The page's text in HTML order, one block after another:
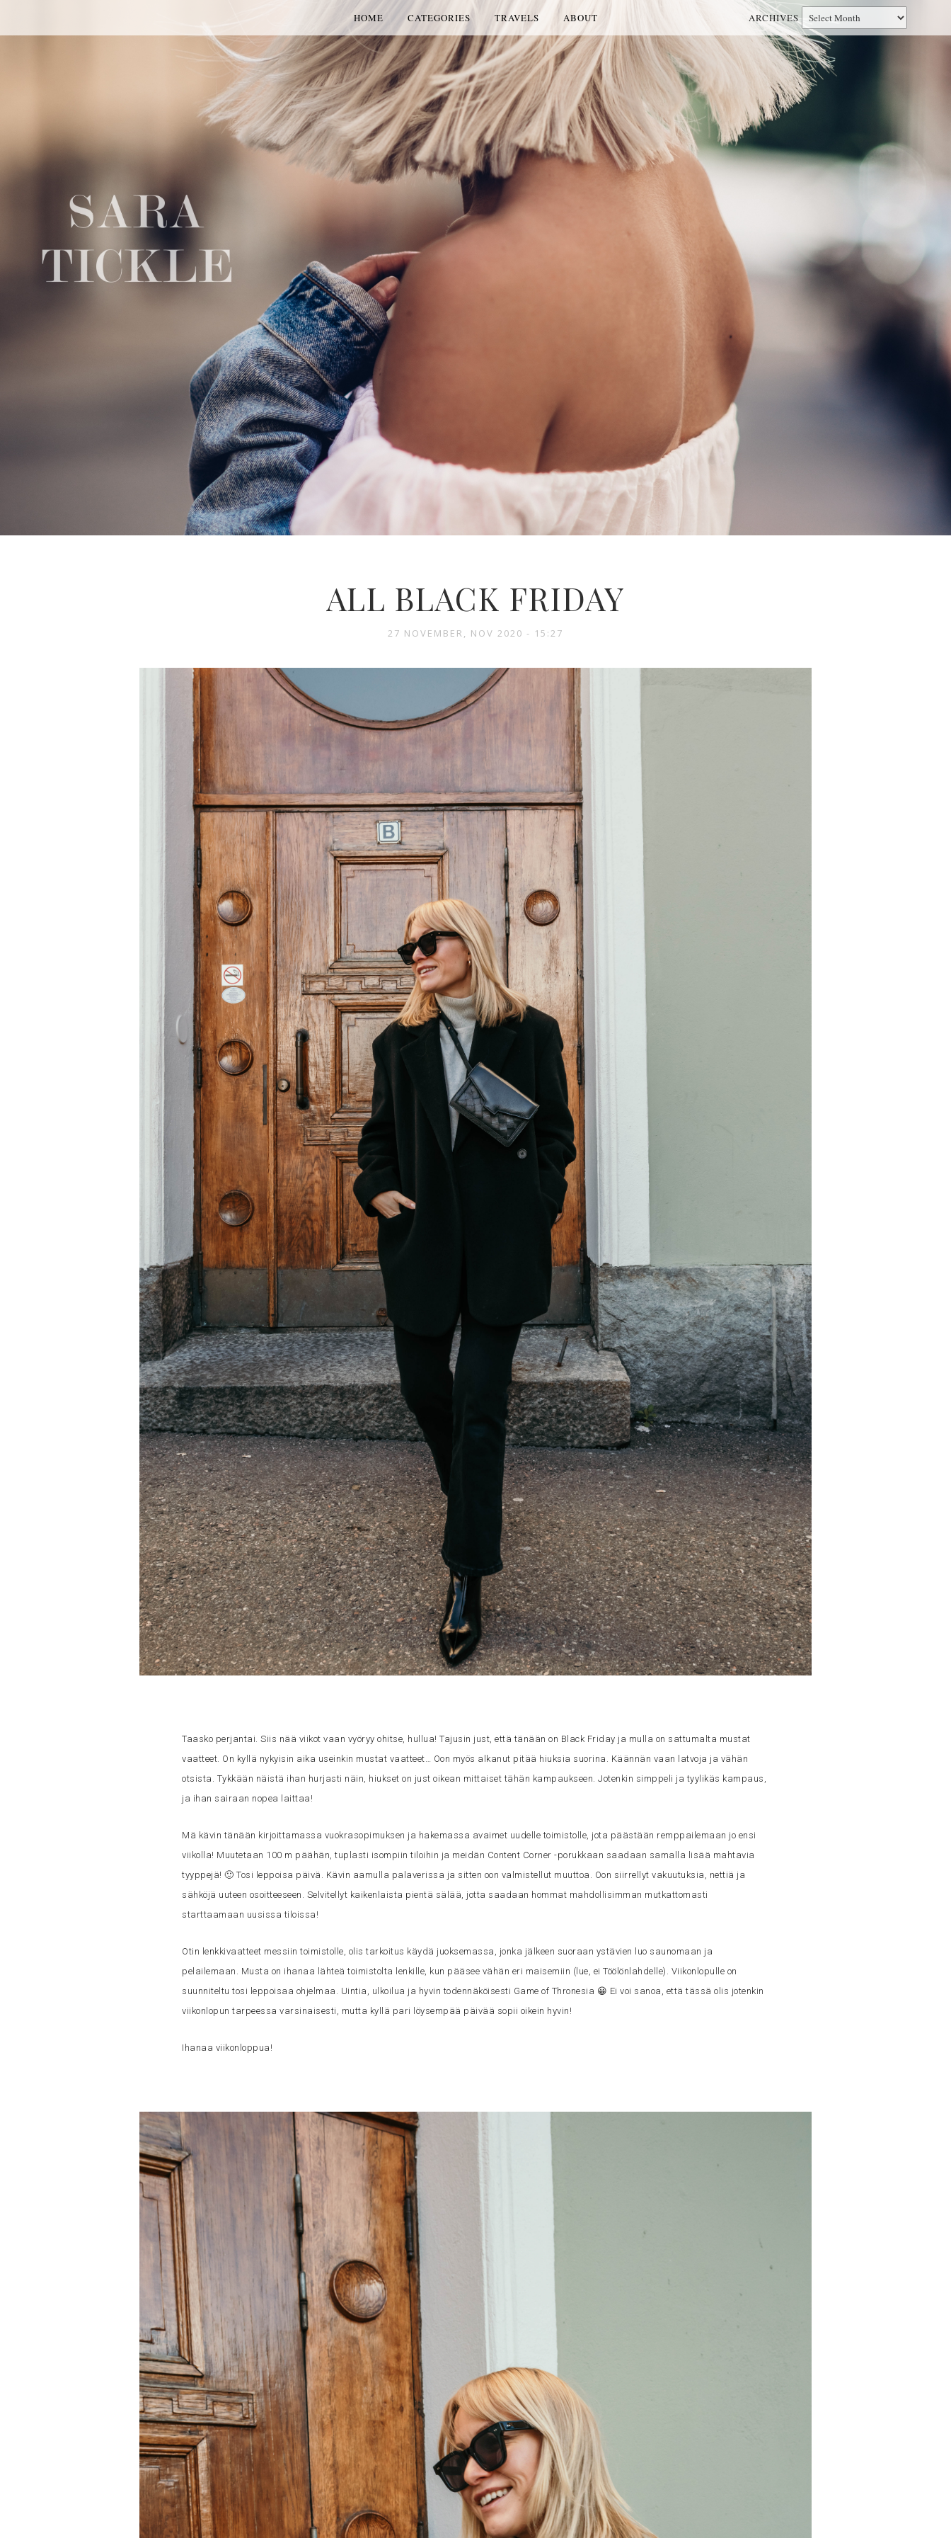
ARCHIVES
HOME CATEGORIES TRAVELS ABOUT
ALL BLACK FRIDAY
27 NOVEMBER, NOV 2020 - 15:27
Taasko perjantai. Siis nää viikot vaan vyöryy ohitse, hullua! Tajusin just, että tänään on Black Friday ja mulla on sattumalta mustat
vaatteet. On kyllä nykyisin aika useinkin mustat vaatteet… Oon myös alkanut pitää hiuksia suorina. Käännän vaan latvoja ja vähän
otsista. Tykkään näistä ihan hurjasti näin, hiukset on just oikean mittaiset tähän kampaukseen. Jotenkin simppeli ja tyylikäs kampaus,
ja ihan sairaan nopea laittaa!
Mä kävin tänään kirjoittamassa vuokrasopimuksen ja hakemassa avaimet uudelle toimistolle, jota päästään remppailemaan jo ensi
viikolla! Muutetaan 100 m päähän, tuplasti isompiin tiloihin ja meidän Content Corner -porukkaan saadaan samalla lisää mahtavia
tyyppejä! 🙂 Tosi leppoisa päivä. Kävin aamulla palaverissa ja sitten oon valmistellut muuttoa. Oon siirrellyt vakuutuksia, nettiä ja
sähköjä uuteen osoitteeseen. Selvitellyt kaikenlaista pientä sälää, jotta saadaan hommat mahdollisimman mutkattomasti
starttaamaan uusissa tiloissa!
Otin lenkkivaatteet messiin toimistolle, olis tarkoitus käydä juoksemassa, jonka jälkeen suoraan ystävien luo saunomaan ja
pelailemaan. Musta on ihanaa lähteä toimistolta lenkille, kun pääsee vähän eri maisemiin (lue, ei Töölönlahdelle). Viikonlopulle on
suunniteltu tosi leppoisaa ohjelmaa. Uintia, ulkoilua ja hyvin todennäköisesti Game of Thronesia 😀 Ei voi sanoa, että tässä olis jotenkin
viikonlopun tarpeessa varsinaisesti, mutta kyllä pari löysempää päivää sopii oikein hyvin!
Ihanaa viikonloppua!